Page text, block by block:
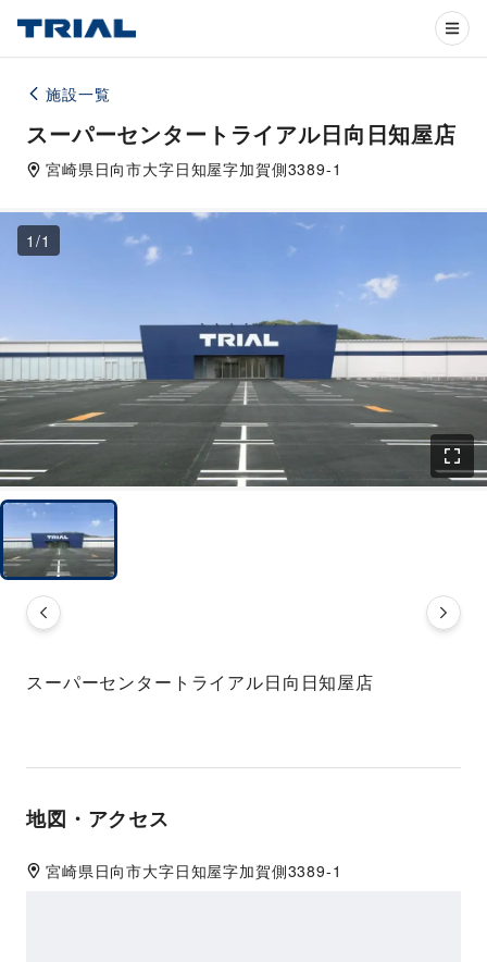
施設一覧
スーパーセンタートライアル日向日知屋店
宮崎県日向市大字日知屋字加賀側3389-1
1 /1
スーパーセンタートライアル日向日知屋店
地図・アクセス
宮崎県 日向市大字日知屋字加賀側3389-1